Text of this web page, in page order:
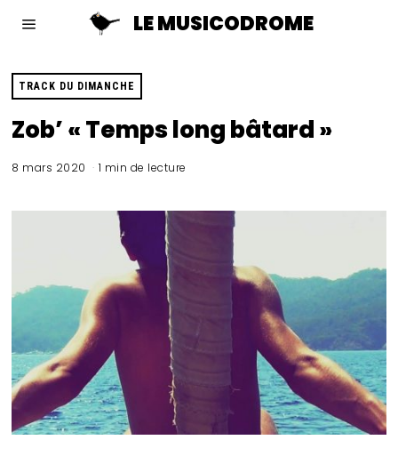
LE MUSICODROME
TRACK DU DIMANCHE
Zob’ « Temps long bâtard »
8 mars 2020 1 min de lecture